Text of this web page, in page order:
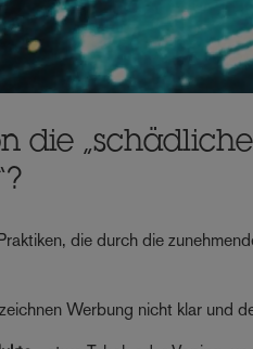
die
die durch die
Werbung nicht klar und